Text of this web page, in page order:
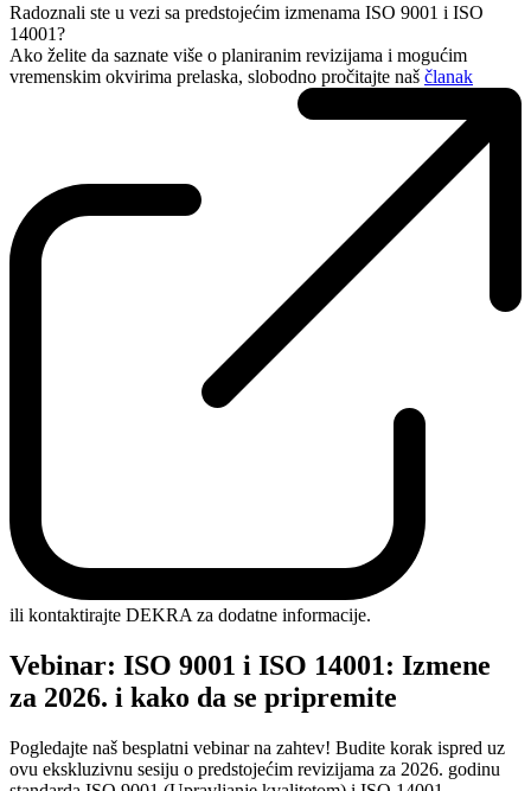
Radoznali ste u vezi sa predstojećim izmenama ISO 9001 i ISO
14001?
Ako želite da saznate više o planiranim revizijama i mogućim
vremenskim okvirima prelaska, slobodno pročitajte naš članak
ili kontaktirajte DEKRA za dodatne informacije.
Vebinar: ISO 9001 i ISO 14001: Izmene
za 2026. i kako da se pripremite
Pogledajte naš besplatni vebinar na zahtev! Budite korak ispred uz
ovu ekskluzivnu sesiju o predstojećim revizijama za 2026. godinu